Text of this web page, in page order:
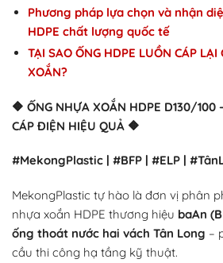
Phương pháp lựa chọn và nhận
HDPE chất lượng quốc tế
TẠI SAO ỐNG HDPE LUỒN CÁP LẠI
XOẮN?
🔶 ỐNG NHỰA XOẮN HDPE D130/100
CÁP ĐIỆN HIỆU QUẢ 🔶
#MekongPlastic | #BFP | #ELP |
MekongPlastic tự hào là đơn vị phân
nhựa xoắn HDPE thương hiệu baAn
ống thoát nước hai vách Tân Long –
cầu thi công hạ tầng kỹ thuật.